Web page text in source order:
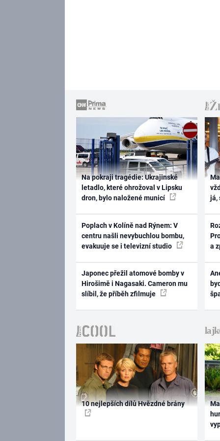
Na pokraji tragédie: Ukrajinské
letadlo, které ohrožoval v Lipsku
dron, bylo naložené municí
Poplach v Kolíně nad Rýnem: V
centru našli nevybuchlou bombu,
evakuuje se i televizní studio
Japonec přežil atomové bomby v
Hirošimě i Nagasaki. Cameron mu
slíbil, že příběh zfilmuje
já,
a
10 nejlepších dílů Hvězdné brány